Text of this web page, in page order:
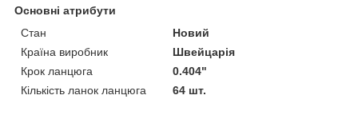
Основні атрибути
Стан
Новий
Країна виробник
Швейцарія
Крок ланцюга
0.404"
Кількість ланок ланцюга
64 шт.